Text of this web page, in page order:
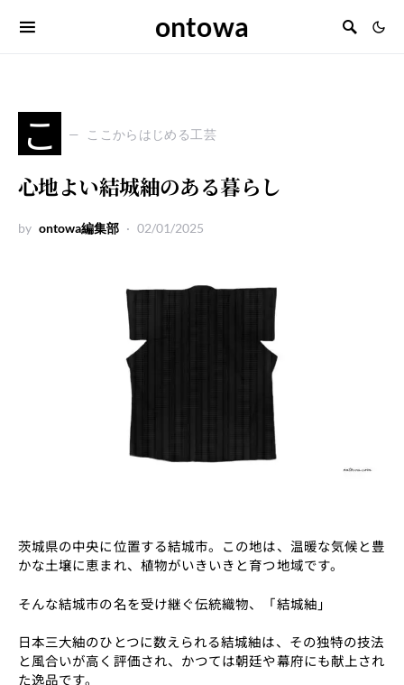
ontowa
こ ここからはじめる工芸
心地よい結城紬のある暮らし
by ontowa編集部 02/01/2025
茨城県の中央に位置する結城市。この地は、温暖な気候と豊
かな土壌に恵まれ、植物がいきいきと育つ地域です。
そんな結城市の名を受け継ぐ伝統織物、「結城紬」
日本三大紬のひとつに数えられる結城紬は、その独特の技法
と風合いが高く評価され、かつては朝廷や幕府にも献上され
た逸品です。